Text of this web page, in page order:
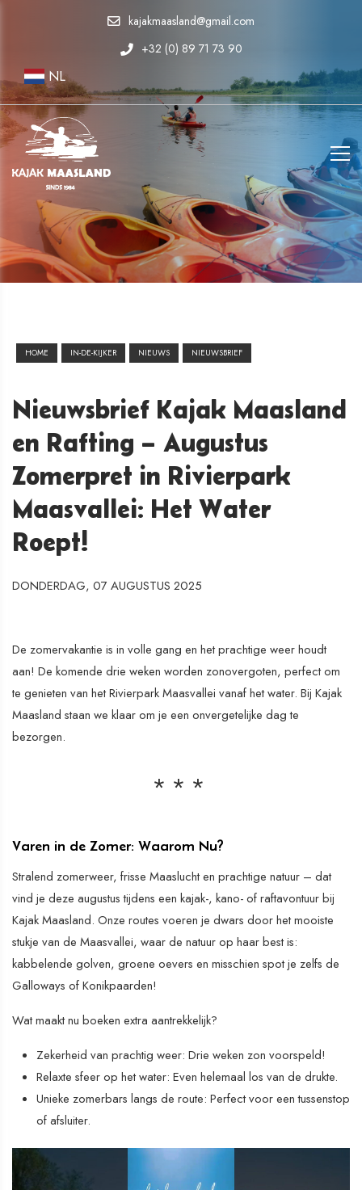
kajakmaasland@gmail.com
+32 (0) 89 71 73 90
NL
HOME IN-DE-KIJKER NIEUWS NIEUWSBRIEF
Nieuwsbrief Kajak Maasland
en Rafting – Augustus
Zomerpret in Rivierpark
Maasvallei: Het Water
Roept!
DONDERDAG, 07 AUGUSTUS 2025
De zomervakantie is in volle gang en het prachtige weer houdt
aan! De komende drie weken worden zonovergoten, perfect om
te genieten van het Rivierpark Maasvallei vanaf het water. Bij Kajak
Maasland staan we klaar om je een onvergetelijke dag te
bezorgen.
Varen in de Zomer: Waarom Nu?
Stralend zomerweer, frisse Maaslucht en prachtige natuur – dat
vind je deze augustus tijdens een kajak-, kano- of raftavontuur bij
Kajak Maasland. Onze routes voeren je dwars door het mooiste
stukje van de Maasvallei, waar de natuur op haar best is:
kabbelende golven, groene oevers en misschien spot je zelfs de
Galloways of Konikpaarden!
Wat maakt nu boeken extra aantrekkelijk?
Zekerheid van prachtig weer: Drie weken zon voorspeld!
Relaxte sfeer op het water: Even helemaal los van de drukte.
Unieke zomerbars langs de route: Perfect voor een tussenstop
of afsluiter.